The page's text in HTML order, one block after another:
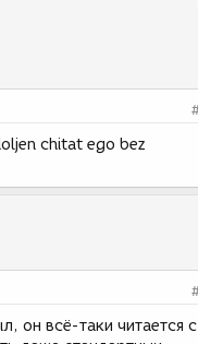
chitat ego bez
он всё-таки читается с